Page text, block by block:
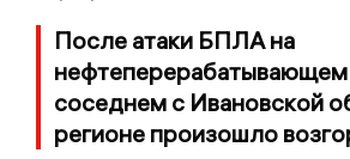
После атаки БПЛА на
нефтеперерабатывающем
соседнем с Ивановской
регионе произошло